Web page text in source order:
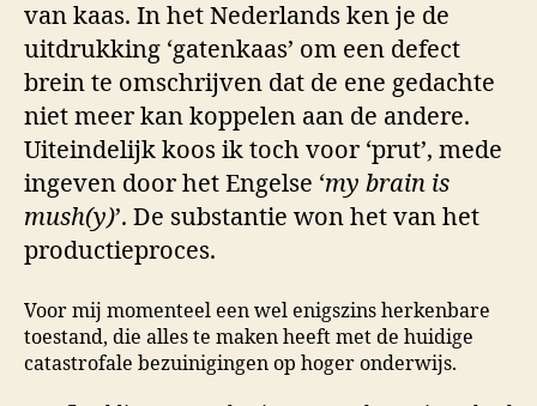
van kaas. In het Nederlands ken je de
uitdrukking ‘gatenkaas’ om een defect
brein te omschrijven dat de ene gedachte
niet meer kan koppelen aan de andere.
Uiteindelijk koos ik toch voor ‘prut’, mede
ingeven door het Engelse ‘my brain is
mush(y)’. De substantie won het van het
productieproces.
Voor mij momenteel een wel enigszins herkenbare
toestand, die alles te maken heeft met de huidige
catastrofale bezuinigingen op hoger onderwijs.